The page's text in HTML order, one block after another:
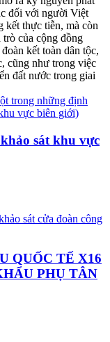
đối với người Việt
kết thực tiễn, mà còn
của cộng đồng
kết toàn dân tộc,
cũng như trong việc
đất nước trong giai
sát khu vực
QUỐC TẾ X16
PHỤ TÂN